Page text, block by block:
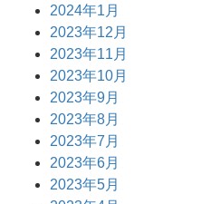
2024年1月
2023年12月
2023年11月
2023年10月
2023年9月
2023年8月
2023年7月
2023年6月
2023年5月